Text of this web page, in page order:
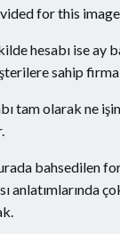
hesabı ise ay
sahip
tam olarak ne
bahsedilen
anlatımlarında